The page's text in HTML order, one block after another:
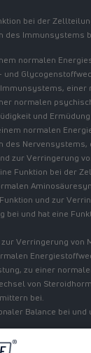
bei der
des Immunsystems
normalen
und
einer
normalen
und
normalen
des Nervensystems,
zur Verringerung
Funktion bei der
und zur
bei und hat eine
Verringerung von
zu einer
von
bei.
Balance bei